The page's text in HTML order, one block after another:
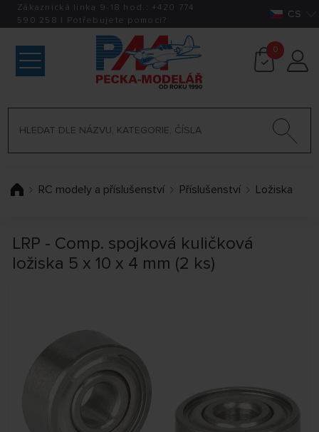
Zákaznická linka 9-18 hod.: +420 774
590 258 | Potřebujete pomoci? CS
0
RC modely a příslušenství Příslušenství Ložiska
LRP - Comp. spojková kuličková
ložiska 5 x 10 x 4 mm (2 ks)